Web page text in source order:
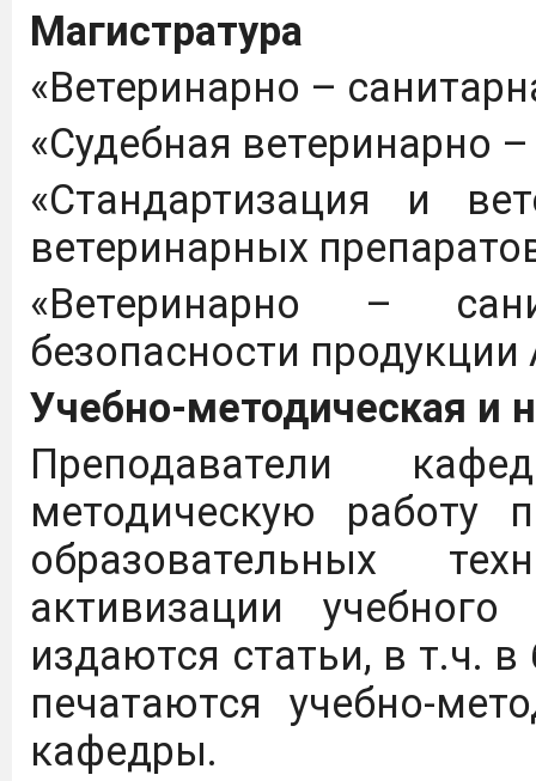
Магистратура
«Ветеринарно –
«Судебная ветеринарно
«Стандартизация и
ветеринарных
«Ветеринарно –
безопасности
Учебно-методическая и
Преподаватели
методическую работу
образовательных
активизации
издаются статьи, в т.ч.
печатаются учебно-
кафедры.